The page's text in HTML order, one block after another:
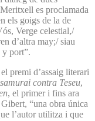
es proclamada
els goigs de la de
Verge celestial,/
d’altra may;/ siau
y port”.
premi d’assaig literari
contra Teseu,
, el primer i fins ara
“una obra única
l’autor utilitza i que